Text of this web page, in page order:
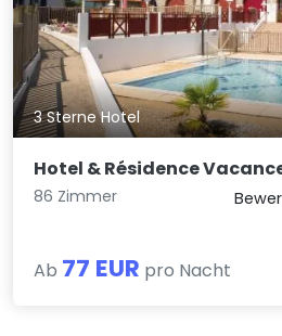
3 Sterne Hotel
Hotel & Résidence
86 Zimmer
Ab 77 EUR pro Nacht